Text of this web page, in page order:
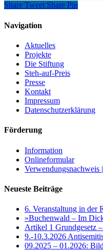
Share Tweet Share Pin
Navigation
Aktuelles
Projekte
Die Stiftung
Steh-auf-Preis
Presse
Kontakt
Impressum
Datenschutzerklärung
Förderung
Information
Onlineformular
Verwendungsnachweis
Neueste Beiträge
6. Veranstaltung in der
»Buchenwald – Im
Artikel 1 Grundgesetz
9.-10.3.2026
09.2025 – 01.2026: